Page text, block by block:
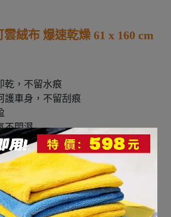
絨布 爆速乾燥 61 x 160 cm
乾，不留水痕
護車身，不留刮痕
不悶濕
後快速恢復乾爽
不起屑
/玻璃/廚房/家電/浴室/家具/寵物等